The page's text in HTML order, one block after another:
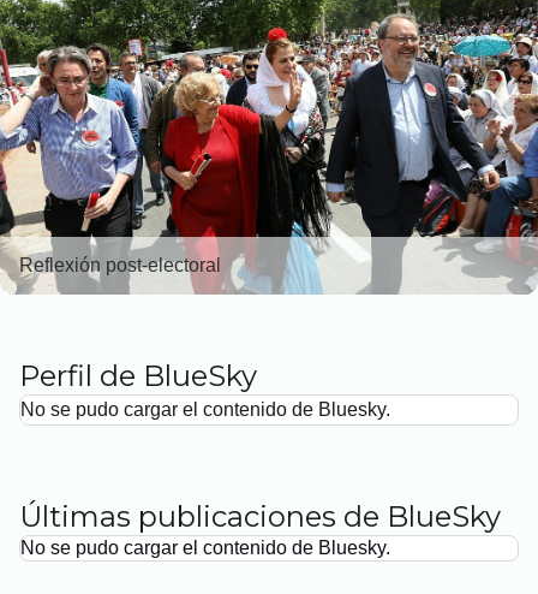
Reflexión post-electoral
Perfil de BlueSky
No se pudo cargar el contenido de Bluesky.
Últimas publicaciones de BlueSky
No se pudo cargar el contenido de Bluesky.